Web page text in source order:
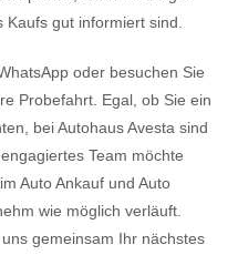
gut informiert sind.
oder besuchen Sie
Probefahrt. Egal, ob Sie ein
bei Autohaus Avesta sind
Team möchte
Auto Ankauf und Auto
wie möglich verläuft.
gemeinsam Ihr nächstes